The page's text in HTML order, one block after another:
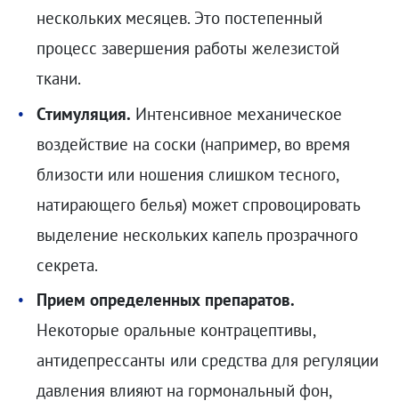
нескольких месяцев. Это постепенный
процесс завершения работы железистой
ткани.
Стимуляция. Интенсивное механическое
воздействие на соски (например, во время
близости или ношения слишком тесного,
натирающего белья) может спровоцировать
выделение нескольких капель прозрачного
секрета.
Прием определенных препаратов.
Некоторые оральные контрацептивы,
антидепрессанты или средства для регуляции
давления влияют на гормональный фон,